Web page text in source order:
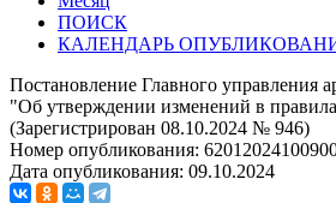
ПОИСК
КАЛЕНДАРЬ
Постановление Главного управления
"Об утверждении изменений в правила
(Зарегистрирован 08.10.2024 № 946)
Номер опубликования:
Дата опубликования: 09.10.2024